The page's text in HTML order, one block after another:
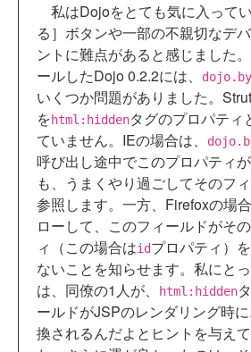
私はDojoをとても気に入って
る］ボタンや一部の不親切なデ
ントに難点があると感じました
ールしたDojo 0.2.2には、
いくつか問題がありました。
をhtml:hiddenタグのプロパティ
ていません。IEの場合は、
呼び出し途中でこのプロパティ
も、うまくやり過ごしてそのフ
参照します。一方、Firefoxの場
ローして、このフィールドがそ
ィ（この場合はidプロパティ）
ないことを知らせます。私にと
は、同僚の1人が、
html:hidden
ールドがJSPのレンダリング時に
換されるんだよとヒントを与え